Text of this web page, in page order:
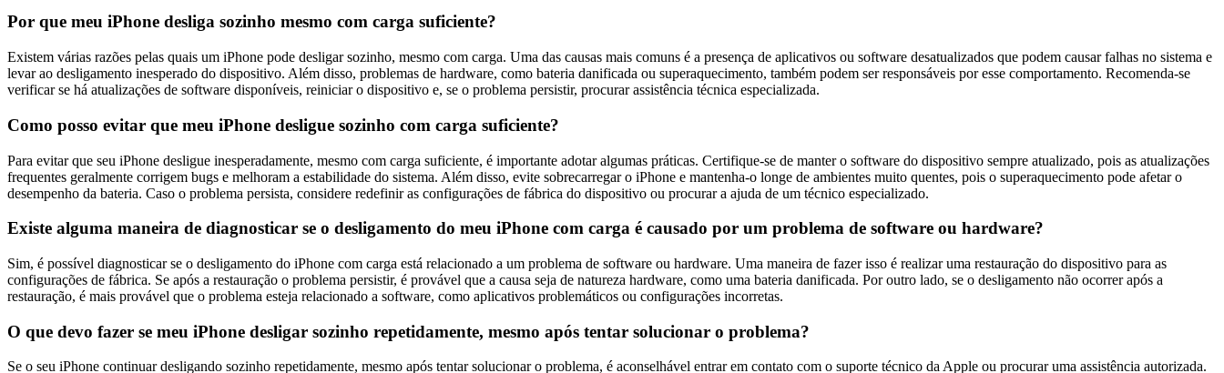
Por que meu iPhone desliga sozinho mesmo com carga suficiente?
Existem várias razões pelas quais um iPhone pode desligar sozinho, mesmo com carga. Uma das causas mais comuns é a presença de aplicativos ou software desatualizados que podem causar falhas no sistema e
levar ao desligamento inesperado do dispositivo. Além disso, problemas de hardware, como bateria danificada ou superaquecimento, também podem ser responsáveis por esse comportamento. Recomenda-se
verificar se há atualizações de software disponíveis, reiniciar o dispositivo e, se o problema persistir, procurar assistência técnica especializada.
Como posso evitar que meu iPhone desligue sozinho com carga suficiente?
Para evitar que seu iPhone desligue inesperadamente, mesmo com carga suficiente, é importante adotar algumas práticas. Certifique-se de manter o software do dispositivo sempre atualizado, pois as atualizações
frequentes geralmente corrigem bugs e melhoram a estabilidade do sistema. Além disso, evite sobrecarregar o iPhone e mantenha-o longe de ambientes muito quentes, pois o superaquecimento pode afetar o
desempenho da bateria. Caso o problema persista, considere redefinir as configurações de fábrica do dispositivo ou procurar a ajuda de um técnico especializado.
Existe alguma maneira de diagnosticar se o desligamento do meu iPhone com carga é causado por um problema de software ou hardware?
Sim, é possível diagnosticar se o desligamento do iPhone com carga está relacionado a um problema de software ou hardware. Uma maneira de fazer isso é realizar uma restauração do dispositivo para as
configurações de fábrica. Se após a restauração o problema persistir, é provável que a causa seja de natureza hardware, como uma bateria danificada. Por outro lado, se o desligamento não ocorrer após a
restauração, é mais provável que o problema esteja relacionado a software, como aplicativos problemáticos ou configurações incorretas.
O que devo fazer se meu iPhone desligar sozinho repetidamente, mesmo após tentar solucionar o problema?
Se o seu iPhone continuar desligando sozinho repetidamente, mesmo após tentar solucionar o problema, é aconselhável entrar em contato com o suporte técnico da Apple ou procurar uma assistência autorizada.